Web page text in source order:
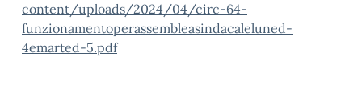
content/uploads/2024/04/circ-64-
funzionamentoperassembleasindacaleluned-
4emarted-5.pdf